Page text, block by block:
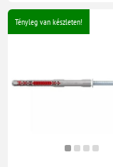
Tényleg van készleten!